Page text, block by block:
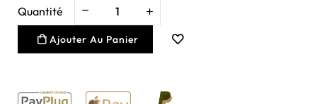
Quantité
Ajouter Au Panier